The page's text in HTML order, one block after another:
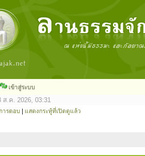
เข้าสู่ระบบ
ส.ค. 2026, 03:31
ารตอบ แสดงกระทู้ที่เปิดดูแล้ว